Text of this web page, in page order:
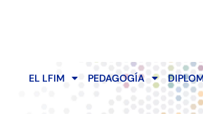
EL LFIM PEDAGOGÍA